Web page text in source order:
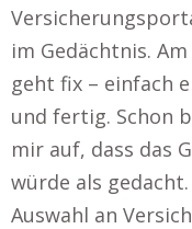
im Gedächtnis.
geht fix – einfach
und fertig. Schon
mir auf, dass das
würde als
Auswahl an